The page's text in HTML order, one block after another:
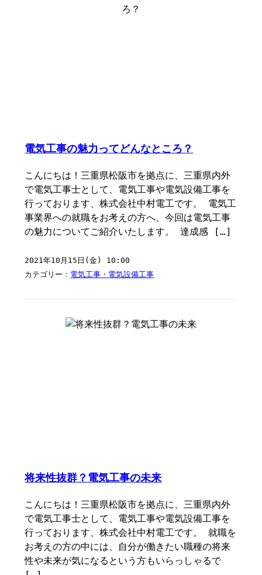
電気工事の魅力ってどんなところ？
こんにちは！三重県松阪市を拠点に、三重県内外
で電気工事士として、電気工事や電気設備工事を
行っております、株式会社中村電工です。 電気工
事業界への就職をお考えの方へ、今回は電気工事
の魅力についてご紹介いたします。 達成感 […]
2021年10月15日(金) 10:00
カテゴリー： 電気工事・電気設備工事
将来性抜群？電気工事の未来
こんにちは！三重県松阪市を拠点に、三重県内外
で電気工事士として、電気工事や電気設備工事を
行っております、株式会社中村電工です。 就職を
お考えの方の中には、自分が働きたい職種の将来
性や未来が気になるという方もいらっしゃるで